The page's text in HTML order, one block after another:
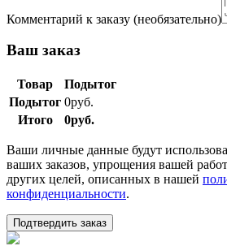
Комментарий к заказу (необязательно)
Ваш заказ
Товар
Подытог
Подытог 0руб.
Итого
0руб.
Ваши личные данные будут
ваших заказов, упрощения вашей
других целей, описанных в нашей
конфиденциальности.
Подтвердить заказ